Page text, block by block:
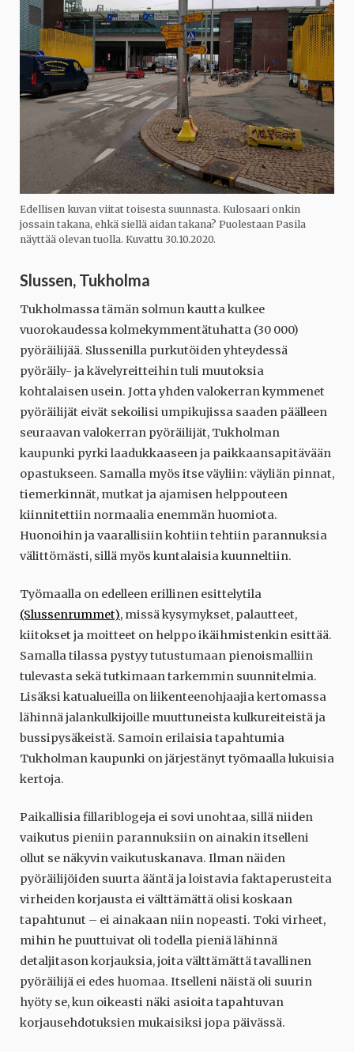
Edellisen kuvan viitat toisesta suunnasta. Kulosaari onkin
jossain takana, ehkä siellä aidan takana? Puolestaan Pasila
näyttää olevan tuolla. Kuvattu 30.10.2020.
Slussen, Tukholma
Tukholmassa tämän solmun kautta kulkee
vuorokaudessa kolmekymmentätuhatta (30 000)
pyöräilijää. Slussenilla purkutöiden yhteydessä
pyöräily- ja kävelyreitteihin tuli muutoksia
kohtalaisen usein. Jotta yhden valokerran kymmenet
pyöräilijät eivät sekoilisi umpikujissa saaden päälleen
seuraavan valokerran pyöräilijät, Tukholman
kaupunki pyrki laadukkaaseen ja paikkaansapitävään
opastukseen. Samalla myös itse väyliin: väyliän pinnat,
tiemerkinnät, mutkat ja ajamisen helppouteen
kiinnitettiin normaalia enemmän huomiota.
Huonoihin ja vaarallisiin kohtiin tehtiin parannuksia
välittömästi, sillä myös kuntalaisia kuunneltiin.
Työmaalla on edelleen erillinen esittelytila
(Slussenrummet), missä kysymykset, palautteet,
kiitokset ja moitteet on helppo ikäihmistenkin esittää.
Samalla tilassa pystyy tutustumaan pienoismalliin
tulevasta sekä tutkimaan tarkemmin suunnitelmia.
Lisäksi katualueilla on liikenteenohjaajia kertomassa
lähinnä jalankulkijoille muuttuneista kulkureiteistä ja
bussipysäkeistä. Samoin erilaisia tapahtumia
Tukholman kaupunki on järjestänyt työmaalla lukuisia
kertoja.
Paikallisia fillariblogeja ei sovi unohtaa, sillä niiden
vaikutus pieniin parannuksiin on ainakin itselleni
ollut se näkyvin vaikutuskanava. Ilman näiden
pyöräilijöiden suurta ääntä ja loistavia faktaperusteita
virheiden korjausta ei välttämättä olisi koskaan
tapahtunut – ei ainakaan niin nopeasti. Toki virheet,
mihin he puuttuivat oli todella pieniä lähinnä
detaljitason korjauksia, joita välttämättä tavallinen
pyöräilijä ei edes huomaa. Itselleni näistä oli suurin
hyöty se, kun oikeasti näki asioita tapahtuvan
korjausehdotuksien mukaisiksi jopa päivässä.